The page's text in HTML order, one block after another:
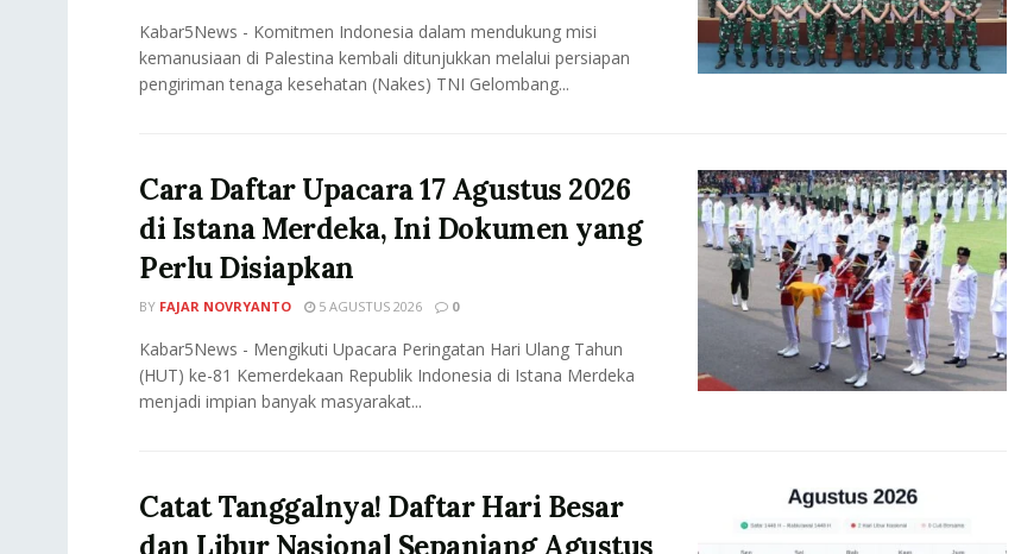
Kabar5News - Komitmen Indonesia dalam mendukung misi
kemanusiaan di Palestina kembali ditunjukkan melalui persiapan
pengiriman tenaga kesehatan (Nakes) TNI Gelombang...
Cara Daftar Upacara 17 Agustus 2026
di Istana Merdeka, Ini Dokumen yang
Perlu Disiapkan
BY FAJAR NOVRYANTO 5 AGUSTUS 2026 0
Kabar5News - Mengikuti Upacara Peringatan Hari Ulang Tahun
(HUT) ke-81 Kemerdekaan Republik Indonesia di Istana Merdeka
menjadi impian banyak masyarakat...
Catat Tanggalnya! Daftar Hari Besar
dan Libur Nasional Sepanjang Agustus